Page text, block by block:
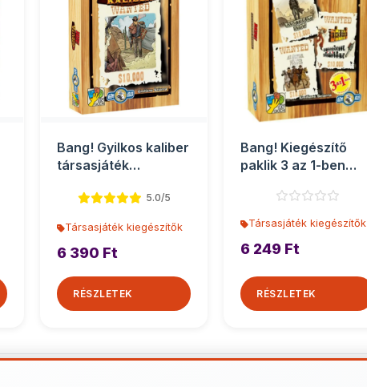
Bang! Gyilkos kaliber
társasjáték
5.0/5
Társasjáték kiegészítők
6 390 Ft
RÉSZLETEK
Bang! Kiegészítő
paklik 3 az 1-ben
Társasjáték kiegészítők
6 249 Ft
RÉSZLETEK